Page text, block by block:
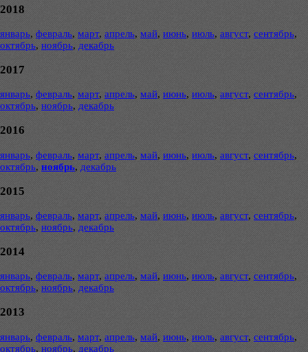
2018
январь, февраль, март, апрель, май, июнь, июль, август, сентябрь,
октябрь, ноябрь, декабрь
2017
январь, февраль, март, апрель, май, июнь, июль, август, сентябрь,
октябрь, ноябрь, декабрь
2016
январь, февраль, март, апрель, май, июнь, июль, август, сентябрь,
октябрь, ноябрь, декабрь
2015
январь, февраль, март, апрель, май, июнь, июль, август, сентябрь,
октябрь, ноябрь, декабрь
2014
январь, февраль, март, апрель, май, июнь, июль, август, сентябрь,
октябрь, ноябрь, декабрь
2013
январь, февраль, март, апрель, май, июнь, июль, август, сентябрь,
октябрь, ноябрь, декабрь